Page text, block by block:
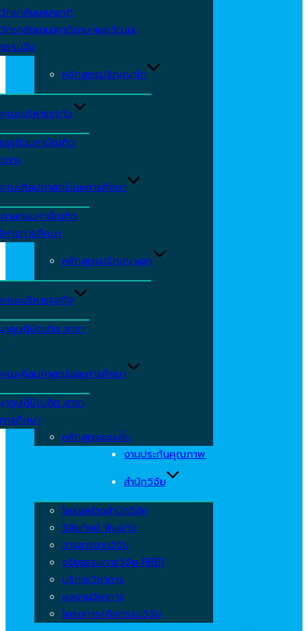
วิทยาลัยนานาชาติ
วิทยาลัยนานาชาติภาษาและวัฒนะ
ธรรมจีน
หลักสูตรปริญญาโท
คณะบริหารธุรกิจ
ธุรกิจมหาบัณฑิต
การ
คณะศิลปศาสตร์และการศึกษา
าสตรมหาบัณฑิต
หารการศึกษา
หลักสูตรปริญญาเอก
คณะบริหารธุจกิจ
ดุษฎีบัณฑิต สาขา
คณะศิลปศาสตร์และการศึกษา
ดุษฎีบัณฑิต สาขา
ารศึกษา
หลักสูตรระยะสั้น
งานประกันคุณภาพ
สำนักวิจัย
โครงสร้างสำนักวิจัย
วิสัยทัศน์ พันธกิจ
วารสารงานวิจัย
จริยธรรมการวิจัย (IRB)
บริการวิชาการ
ผลงานวิชาการ
โครงการ/กิจกรรมวิจัย